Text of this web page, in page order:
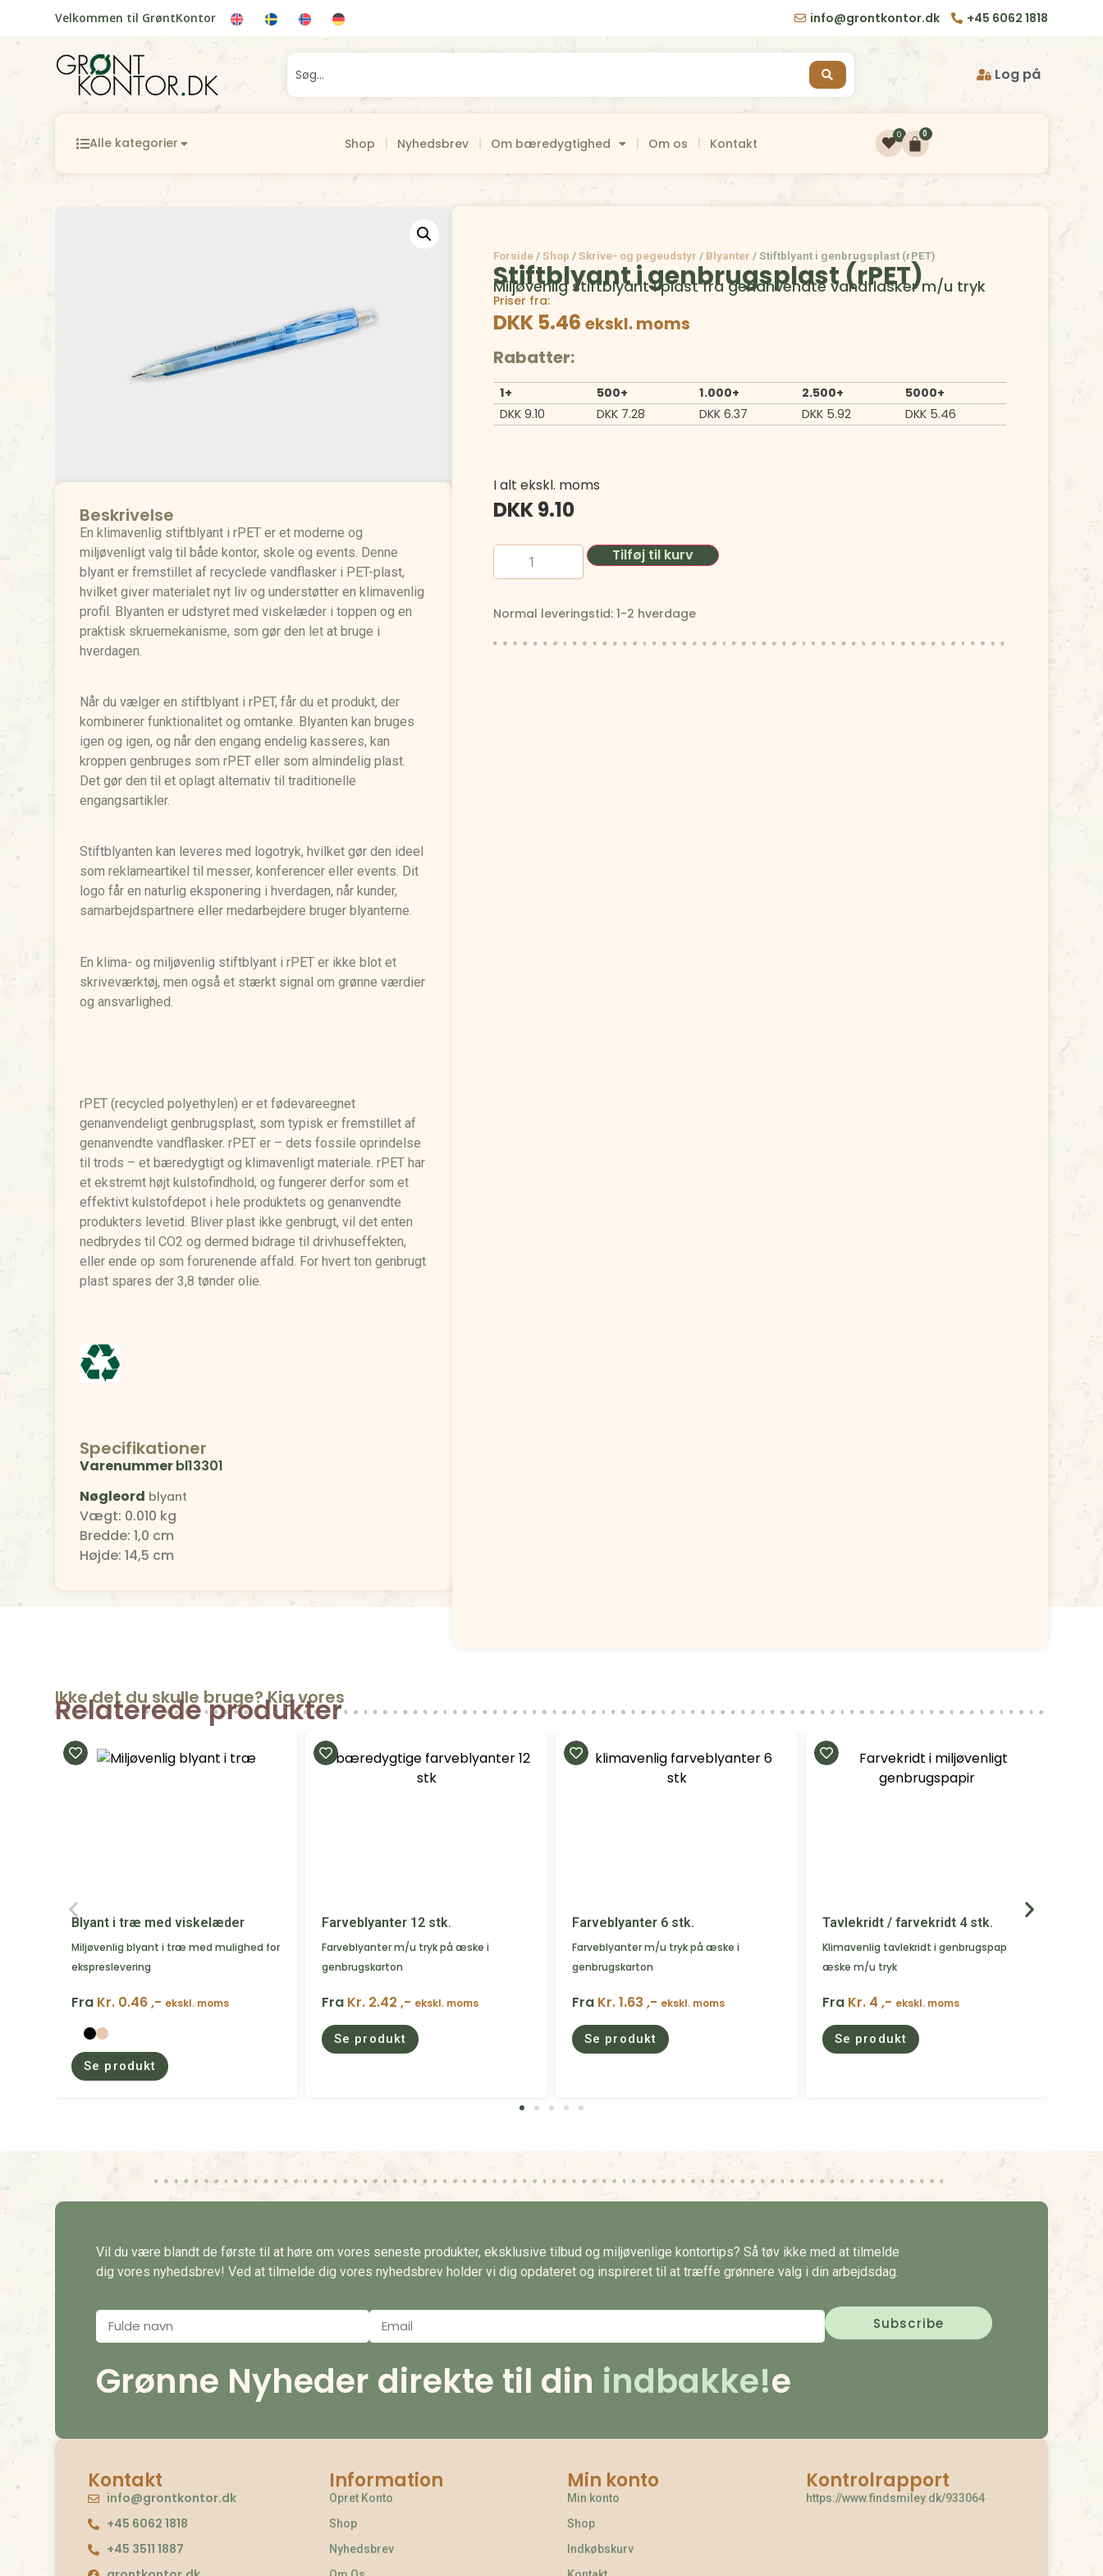
Velkommen til GrøntKontor info@grontkontor.dk +45 6062 1818
Log på
Alle kategorier Shop Nyhedsbrev Om bæredygtighed Om os Kontakt
0 0
Beskrivelse
En klimavenlig stiftblyant i rPET er et moderne og
miljøvenligt valg til både kontor, skole og events. Denne
blyant er fremstillet af recyclede vandflasker i PET-plast,
hvilket giver materialet nyt liv og understøtter en klimavenlig
profil. Blyanten er udstyret med viskelæder i toppen og en
praktisk skruemekanisme, som gør den let at bruge i
hverdagen.
Når du vælger en stiftblyant i rPET, får du et produkt, der
kombinerer funktionalitet og omtanke. Blyanten kan bruges
igen og igen, og når den engang endelig kasseres, kan
kroppen genbruges som rPET eller som almindelig plast.
Det gør den til et oplagt alternativ til traditionelle
engangsartikler.
Stiftblyanten kan leveres med logotryk, hvilket gør den ideel
som reklameartikel til messer, konferencer eller events. Dit
logo får en naturlig eksponering i hverdagen, når kunder,
samarbejdspartnere eller medarbejdere bruger blyanterne.
En klima- og miljøvenlig stiftblyant i rPET er ikke blot et
skriveværktøj, men også et stærkt signal om grønne værdier
og ansvarlighed.
rPET (recycled polyethylen) er et fødevareegnet
genanvendeligt genbrugsplast, som typisk er fremstillet af
genanvendte vandflasker. rPET er – dets fossile oprindelse
til trods – et bæredygtigt og klimavenligt materiale. rPET har
et ekstremt højt kulstofindhold, og fungerer derfor som et
effektivt kulstofdepot i hele produktets og genanvendte
produkters levetid. Bliver plast ikke genbrugt, vil det enten
nedbrydes til CO2 og dermed bidrage til drivhuseffekten,
eller ende op som forurenende affald. For hvert ton genbrugt
plast spares der 3,8 tønder olie.
Specifikationer
Varenummerbl13301
Nøgleord blyant
Vægt: 0.010 kg
Bredde: 1,0 cm
Højde: 14,5 cm
Forside /Shop /Skrive- og pegeudstyr / Blyanter /Stiftblyant i genbrugsplast (rPET)
Stiftblyant i genbrugsplast (rPET)
Miljøvenlig stiftblyant i plast fra genanvendte vandflasker m/u tryk
Priser fra:
DKK 5.46ekskl. moms
Rabatter:
1+ 500+ 1.000+ 2.500+
5000+
DKK 9.10 DKK 7.28 DKK 6.37 DKK 5.92 DKK 5.46
I alt ekskl. moms
DKK9.10
Tilføj til kurv
Normal leveringstid: 1-2 hverdage
Ikke det du skulle bruge? Kig vores
Relaterede produkter
Blyant i træ med viskelæder
Miljøvenlig blyant i træ med mulighed for
ekspreslevering
Fra Kr. 0.46 ,- ekskl. moms
Se produkt
Farveblyanter 12 stk.
Farveblyanter m/u tryk på æske i
genbrugskarton
Fra Kr. 2.42 ,- ekskl. moms
Se produkt
Farveblyanter 6 stk.
Farveblyanter m/u tryk på æske i
genbrugskarton
Fra Kr. 1.63 ,- ekskl. moms
Se produkt
Tavlekridt / farvekridt 4 stk.
Klimavenlig tavlekridt i genbrugspap
æske m/u tryk
Fra Kr. 4 ,- ekskl. moms
Se produkt
Vil du være blandt de første til at høre om vores seneste produkter, eksklusive tilbud og miljøvenlige kontortips? Så tøv ikke med at tilmelde
dig vores nyhedsbrev! Ved at tilmelde dig vores nyhedsbrev holder vi dig opdateret og inspireret til at træffe grønnere valg i din arbejdsdag.
Grønne Nyheder direkte til din indbakke!e
Kontakt
info@grontkontor.dk
+45 6062 1818
+45 3511 1887
Information
Opret Konto
Shop
Nyhedsbrev
Min konto
Min konto
Shop
Indkøbskurv
Kontrolrapport
https://www.findsmiley.dk/933064